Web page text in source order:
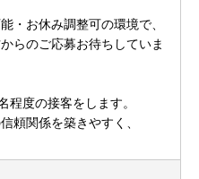
・お休み調整可の環境で、
らのご応募お待ちしていま
程度の接客をします。
頼関係を築きやすく、